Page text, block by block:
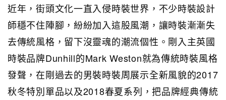
近年，街頭文化一直入侵時裝世界，不少時裝設計
師穩不住陣腳，紛紛加入這股風潮，讓時裝漸漸失
去傳統風格，留下沒靈魂的潮流個性。剛入主英國
時裝品牌Dunhill的Mark Weston就為傳統時裝風格
發聲，在剛過去的男裝時裝周展示全新風貌的2017
秋冬特別單品以及2018春夏系列，把品牌經典傳統